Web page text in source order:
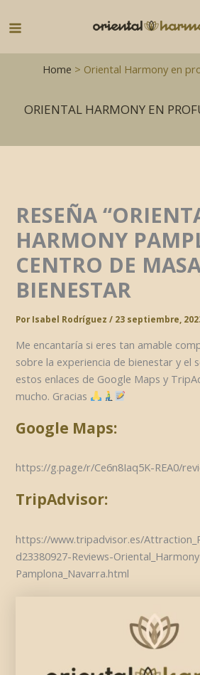
Main
MenuHome > Oriental Harmony en
ORIENTAL HARMONY EN
RESEÑA
HARMONY
CENTRO DE
BIENESTAR
PorIsabel Rodríguez/ 23 septiembre,
Me encantaría si eres tan amable
sobre la experiencia de bienestar y el
estos enlaces de Google Maps y
mucho. Gracias
Google Maps:
https://g.page/r/Ce6n8Iaq5K-REA0/
TripAdvisor:
https://www.tripadvisor.es/
d23380927-Reviews-
Pamplona_Navarra.html